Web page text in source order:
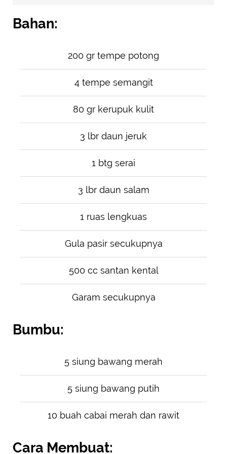
Bahan:
200 gr tempe potong
4 tempe semangit
80 gr kerupuk kulit
3 lbr daun jeruk
1 btg serai
3 lbr daun salam
1 ruas lengkuas
Gula pasir secukupnya
500 cc santan kental
Garam secukupnya
Bumbu:
5 siung bawang merah
5 siung bawang putih
10 buah cabai merah dan rawit
Cara Membuat: